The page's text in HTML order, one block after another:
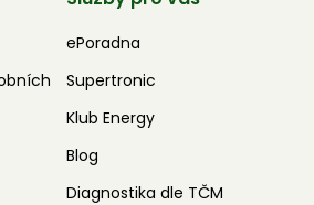
ePoradna
Supertronic
Klub Energy
Blog
Diagnostika dle TČM